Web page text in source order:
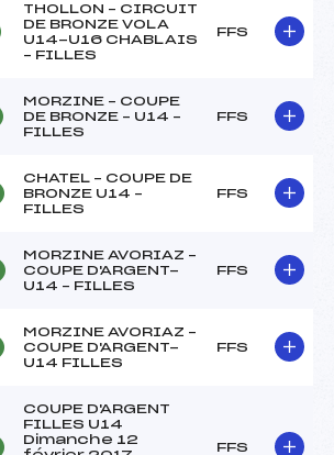
THOLLON – CIRCUIT
DE BRONZE VOLA
U14-U16 CHABLAIS
– FILLES
FFS
MORZINE – COUPE
DE BRONZE – U14 –
FILLES
FFS
CHATEL – COUPE DE
BRONZE U14 –
FILLES
FFS
MORZINE AVORIAZ –
COUPE D'ARGENT-
U14 – FILLES
FFS
MORZINE AVORIAZ –
COUPE D'ARGENT-
U14 FILLES
FFS
COUPE D'ARGENT
FILLES U14
Dimanche 12
FFS